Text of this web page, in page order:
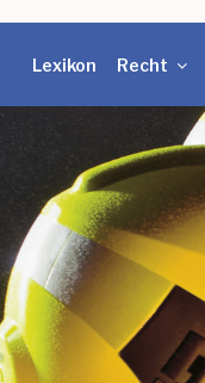
Lexikon Recht